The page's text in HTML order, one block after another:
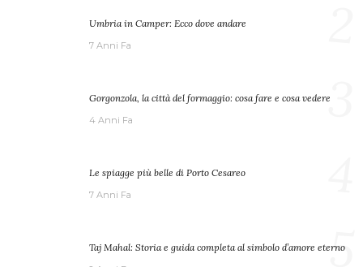
Umbria in Camper: Ecco dove andare
7 Anni Fa
Gorgonzola, la città del formaggio: cosa fare e cosa vedere
4 Anni Fa 3
Le spiagge più belle di Porto Cesareo
7 Anni Fa
Taj Mahal: Storia e guida completa al simbolo d’amore eterno
5